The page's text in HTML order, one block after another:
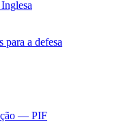
para a defesa
— PIF